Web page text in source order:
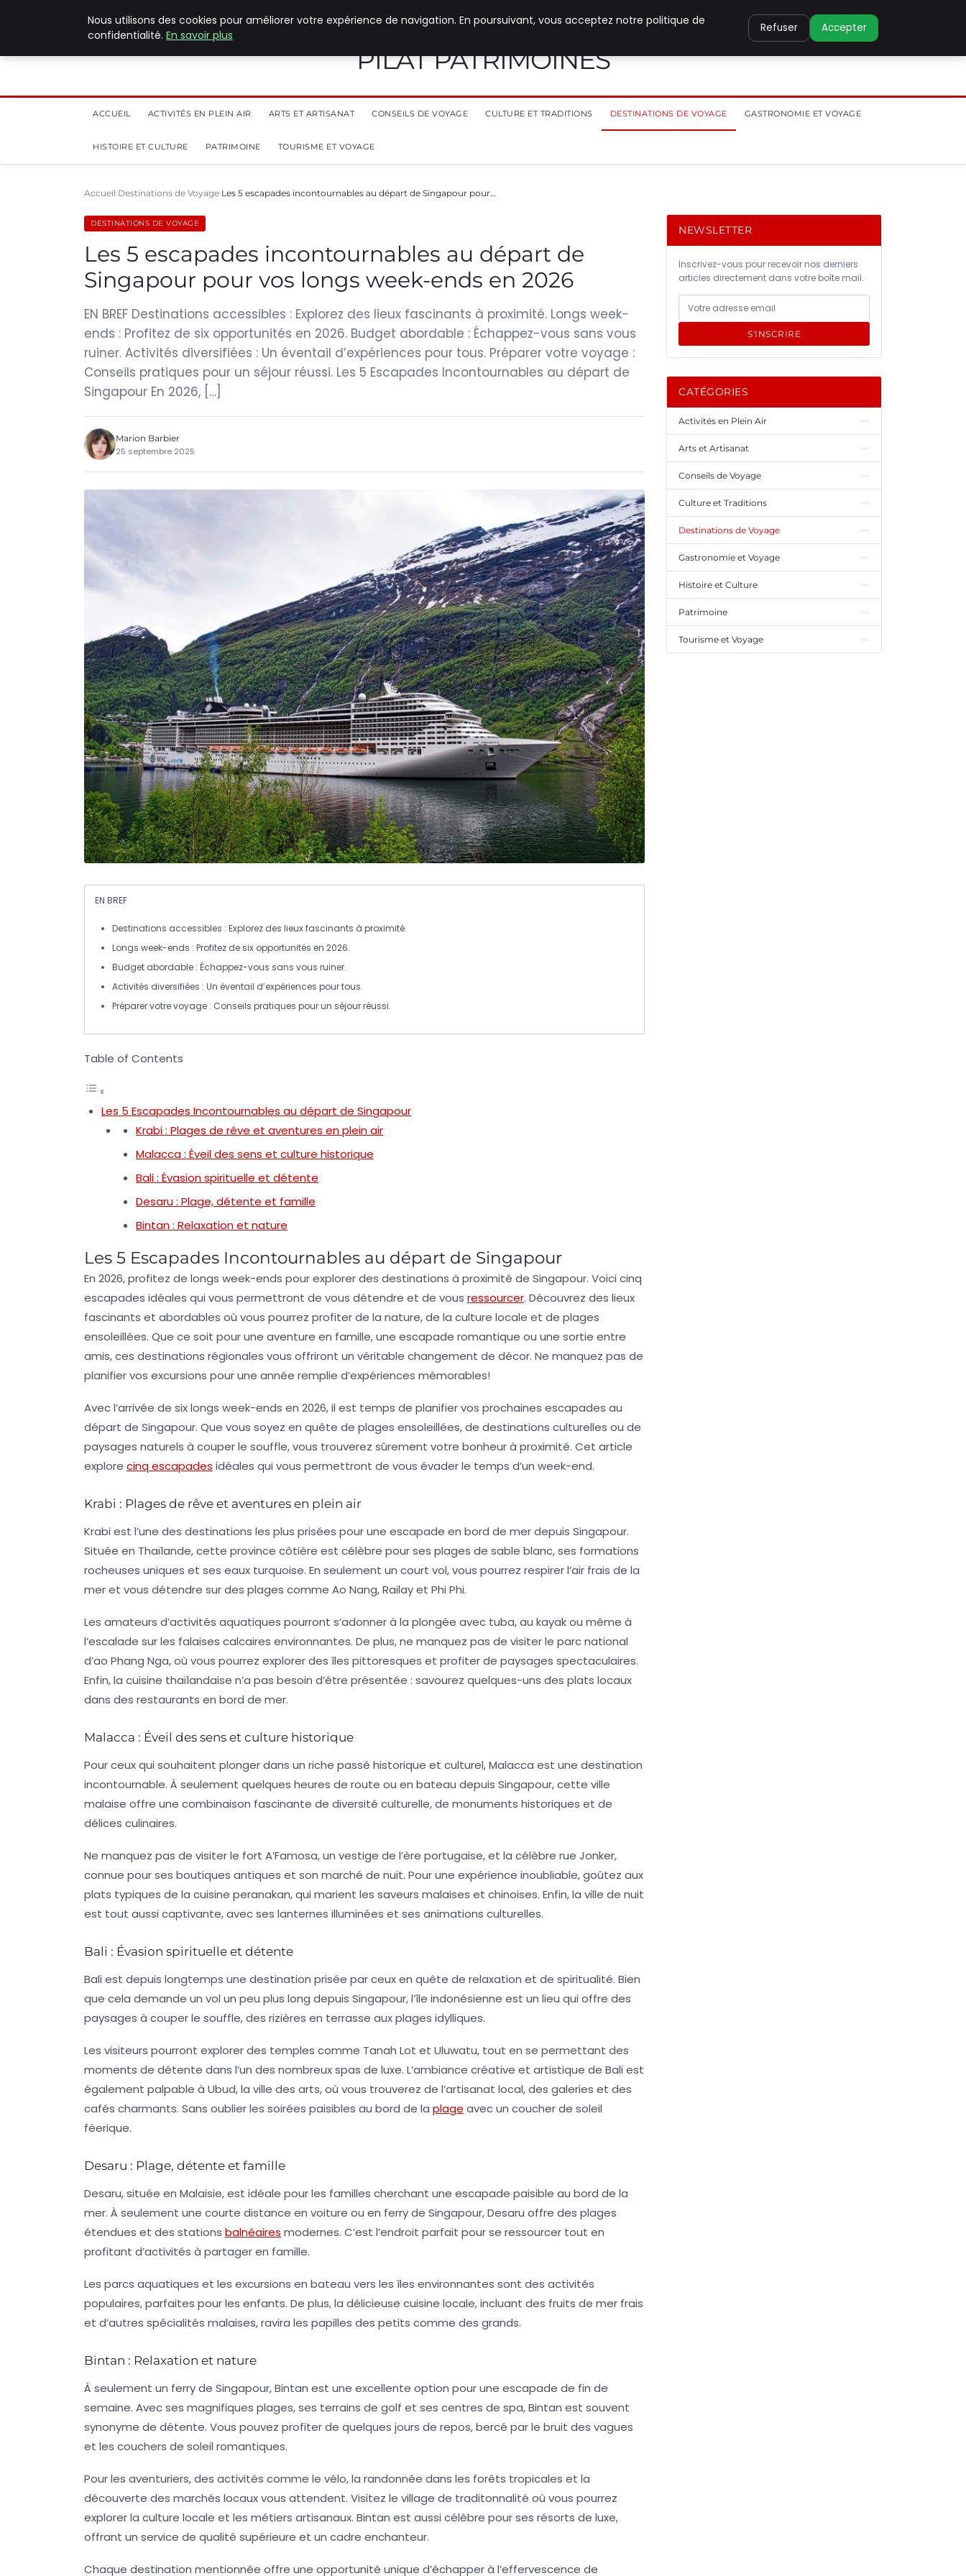
PILAT PATRIMOINES
ACCUEIL ACTIVITÉS EN PLEIN AIR ARTS ET ARTISANAT CONSEILS DE VOYAGE CULTURE ET TRADITIONS DESTINATIONS DE VOYAGE GASTRONOMIE ET VOYAGE
HISTOIRE ET CULTURE PATRIMOINE TOURISME ET VOYAGE
Accueil Destinations de Voyage Les 5 escapades incontournables au départ de Singapour pour…
DESTINATIONS DE VOYAGE
Les 5 escapades incontournables au départ de
Singapour pour vos longs week-ends en 2026
EN BREF Destinations accessibles : Explorez des lieux fascinants à proximité. Longs week-
ends : Profitez de six opportunités en 2026. Budget abordable : Échappez-vous sans vous
ruiner. Activités diversifiées : Un éventail d’expériences pour tous. Préparer votre voyage :
Conseils pratiques pour un séjour réussi. Les 5 Escapades Incontournables au départ de
Singapour En 2026, […]
Marion Barbier
25 septembre 2025
EN BREF
Destinations accessibles : Explorez des lieux fascinants à proximité.
Longs week-ends : Profitez de six opportunités en 2026.
Budget abordable : Échappez-vous sans vous ruiner.
Activités diversifiées : Un éventail d’expériences pour tous.
Préparer votre voyage : Conseils pratiques pour un séjour réussi.
Table of Contents
Les 5 Escapades Incontournables au départ de Singapour
Krabi : Plages de rêve et aventures en plein air
Malacca : Éveil des sens et culture historique
Bali : Évasion spirituelle et détente
Desaru : Plage, détente et famille
Bintan : Relaxation et nature
Les 5 Escapades Incontournables au départ de Singapour
En 2026, profitez de longs week-ends pour explorer des destinations à proximité de Singapour. Voici cinq
escapades idéales qui vous permettront de vous détendre et de vous ressourcer. Découvrez des lieux
fascinants et abordables où vous pourrez profiter de la nature, de la culture locale et de plages
ensoleillées. Que ce soit pour une aventure en famille, une escapade romantique ou une sortie entre
amis, ces destinations régionales vous offriront un véritable changement de décor. Ne manquez pas de
planifier vos excursions pour une année remplie d’expériences mémorables!
Avec l’arrivée de six longs week-ends en 2026, il est temps de planifier vos prochaines escapades au
départ de Singapour. Que vous soyez en quête de plages ensoleillées, de destinations culturelles ou de
paysages naturels à couper le souffle, vous trouverez sûrement votre bonheur à proximité. Cet article
explore cinq escapades idéales qui vous permettront de vous évader le temps d’un week-end.
Krabi : Plages de rêve et aventures en plein air
Krabi est l’une des destinations les plus prisées pour une escapade en bord de merdepuis Singapour.
Située en Thaïlande, cette province côtière est célèbre pour ses plages de sable blanc, ses formations
rocheuses uniques et ses eaux turquoise. En seulement un court vol, vous pourrez respirer l’air frais de la
mer et vous détendre sur des plages comme Ao Nang, Railay et Phi Phi.
Les amateurs d’activités aquatiques pourront s’adonner à la plongée avec tuba, au kayak ou même à
l’escalade sur les falaises calcaires environnantes. De plus, ne manquez pas de visiter le parc national
d’ao Phang Nga, où vous pourrez explorer des îles pittoresques et profiter de paysages spectaculaires.
Enfin, la cuisine thaïlandaise n’a pas besoin d’être présentée : savourez quelques-uns des plats locaux
dans des restaurants en bord de mer.
Malacca : Éveil des sens et culture historique
Pour ceux qui souhaitent plonger dans un riche passé historique et culturel, Malacca est une destination
incontournable. À seulement quelques heures de route ou en bateau depuis Singapour, cette ville
malaise offre une combinaison fascinante de diversité culturelle, de monuments historiques et de
délices culinaires.
Ne manquez pas de visiter le fort A’Famosa, un vestige de l’ère portugaise, et la célèbre rue Jonker,
connue pour ses boutiques antiques et son marché de nuit. Pour une expérience inoubliable, goûtez aux
plats typiques de la cuisine peranakan, qui marient les saveurs malaises et chinoises. Enfin, la ville de nuit
est tout aussi captivante, avec ses lanternes illuminées et ses animations culturelles.
Bali : Évasion spirituelle et détente
Bali est depuis longtemps une destination prisée par ceux en quête de relaxation et de spiritualité. Bien
que cela demande un vol un peu plus long depuis Singapour, l’île indonésienne est un lieu qui offre des
paysages à couper le souffle, des rizières en terrasse aux plages idylliques.
Les visiteurs pourront explorer des temples comme Tanah Lot et Uluwatu, tout en se permettant des
moments de détente dans l’un des nombreux spas de luxe. L’ambiance créative et artistique de Bali est
également palpable à Ubud, la ville des arts, où vous trouverez de l’artisanat local, des galeries et des
cafés charmants. Sans oublier les soirées paisibles au bord de la plage avec un coucher de soleil
féerique.
Desaru : Plage, détente et famille
Desaru, située en Malaisie, est idéale pour les familles cherchant une escapade paisible au bord de la
mer. À seulement une courte distance en voiture ou en ferry de Singapour, Desaru offre des plages
étendues et des stations balnéaires modernes. C’est l’endroit parfait pour se ressourcer tout en
profitant d’activités à partager en famille.
Les parcs aquatiques et les excursions en bateau vers les îles environnantes sont des activités
populaires, parfaites pour les enfants. De plus, la délicieuse cuisine locale, incluant des fruits de mer frais
et d’autres spécialités malaises, ravira les papilles des petits comme des grands.
Bintan : Relaxation et nature
À seulement un ferry de Singapour, Bintan est une excellente option pour une escapade de fin de
semaine. Avec ses magnifiques plages, ses terrains de golf et ses centres de spa, Bintan est souvent
synonyme de détente. Vous pouvez profiter de quelques jours de repos, bercé par le bruit des vagues
et les couchers de soleil romantiques.
Pour les aventuriers, des activités comme le vélo, la randonnée dans les forêts tropicales et la
découverte des marchés locaux vous attendent. Visitez le village de traditonnalité où vous pourrez
explorer la culture locale et les métiers artisanaux. Bintan est aussi célèbre pour ses résorts de luxe,
offrant un service de qualité supérieure et un cadre enchanteur.
Chaque destination mentionnée offre une opportunité unique d’échapper à l’effervescence de
NEWSLETTER
Inscrivez-vous pour recevoir nos derniers
articles directement dans votre boîte mail.
S'INSCRIRE
CATÉGORIES
Activités en Plein Air
Arts et Artisanat
Conseils de Voyage
Culture et Traditions
Destinations de Voyage
Gastronomie et Voyage
Histoire et Culture
Patrimoine
Tourisme et Voyage
Nous utilisons des cookies pour améliorer votre expérience de navigation. En poursuivant, vous acceptez notre politique de
confidentialité. En savoir plus
Refuser Accepter